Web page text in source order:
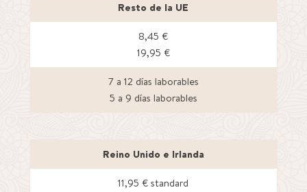
Resto de la UE
8,45 €
19,95 €
7 a 12 días laborables
5 a 9 días laborables
Reino Unido e Irlanda
11,95 € standard